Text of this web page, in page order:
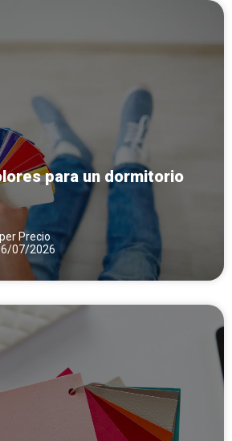
para un dormitorio
Precio
07/2026